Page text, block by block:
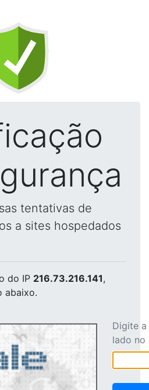
tentativas de
a sites hospedados
do IP 216.73.216.141,
abaixo.
Digite
lado no